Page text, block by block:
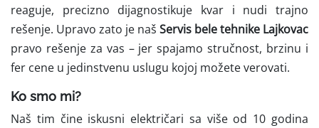
reaguje, precizno dijagnostikuje kvar i nudi trajno
rešenje. Upravo zato je naš Servis bele tehnike Lajkovac
pravo rešenje za vas – jer spajamo stručnost, brzinu i
fer cene u jedinstvenu uslugu kojoj možete verovati.
Ko smo mi?
Naš tim čine iskusni električari sa više od 10 godina